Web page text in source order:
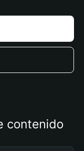
contenido